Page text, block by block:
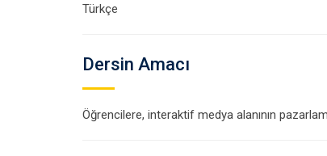
Türkçe
Dersin Amacı
Öğrencilere, interaktif medya alanının